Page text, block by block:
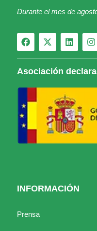
Durante el mes de
Asociación
INFORMACIÓN
Prensa